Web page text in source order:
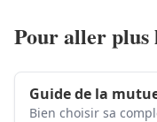
Pour aller plus
Guide de la
Bien choisir sa